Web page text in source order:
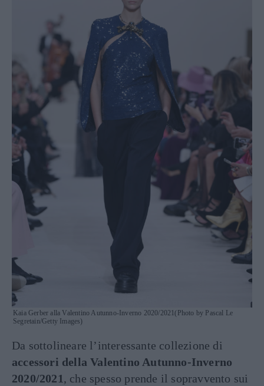
Kaia Gerber alla Valentino Autunno-Inverno 2020/2021(Photo by Pascal Le
Segretain/Getty Images)
Da sottolineare l’interessante collezione di
accessori della Valentino Autunno-Inverno
2020/2021, che spesso prende il sopravvento sui